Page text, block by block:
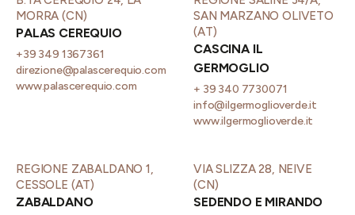
MORRA (CN)
PALAS CEREQUIO
+39 349 1367361
direzione@palascerequio.com
www.palascerequio.com
SAN MARZANO OLIVETO
(AT)
CASCINA IL
GERMOGLIO
+ 39 340 7730071
info@ilgermoglioverde.it
www.ilgermoglioverde.it
REGIONE ZABALDANO 1,
CESSOLE (AT)
ZABALDANO
VIA SLIZZA 28, NEIVE
(CN)
SEDENDO E MIRANDO